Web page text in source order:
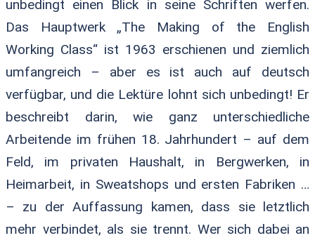
unbedingt einen Blick in seine Schriften werfen.
Das Hauptwerk „The Making of the English
Working Class“ ist 1963 erschienen und ziemlich
umfangreich – aber es ist auch auf deutsch
verfügbar, und die Lektüre lohnt sich unbedingt! Er
beschreibt darin, wie ganz unterschiedliche
Arbeitende im frühen 18. Jahrhundert – auf dem
Feld, im privaten Haushalt, in Bergwerken, in
Heimarbeit, in Sweatshops und ersten Fabriken …
– zu der Auffassung kamen, dass sie letztlich
mehr verbindet, als sie trennt. Wer sich dabei an